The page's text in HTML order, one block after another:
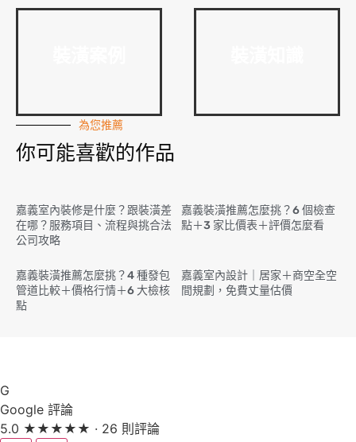
為您推薦
你可能喜歡的作品
嘉義室內裝修是什麼？跟裝潢差
在哪？服務項目、流程與挑合法
公司攻略
嘉義裝潢推薦怎麼挑？6 個檢查
點＋3 家比價表＋評價怎麼看
嘉義裝潢推薦怎麼挑？4 種發包
管道比較＋價格行情＋6 大檢核
點
嘉義室內設計｜居家＋商空全空
間規劃，免費丈量估價
G
Google 評論
5.0 ★ ★ ★ ★ ★ · 26 則評論